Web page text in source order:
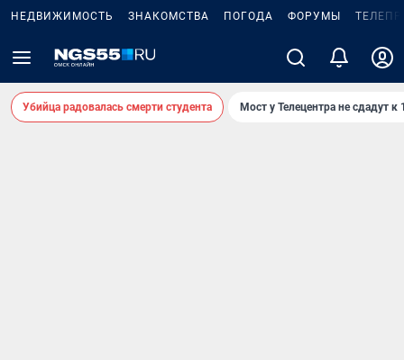
НЕДВИЖИМОСТЬ ЗНАКОМСТВА ПОГОДА ФОРУМЫ
Убийца радовалась смерти студента Мост у Телецентра не сдадут к